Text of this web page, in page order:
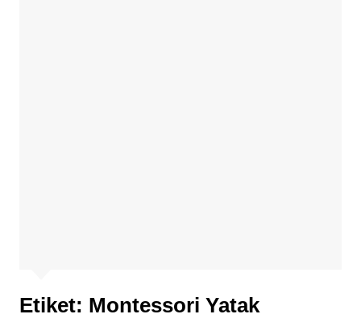
Etiket: Montessori Yatak